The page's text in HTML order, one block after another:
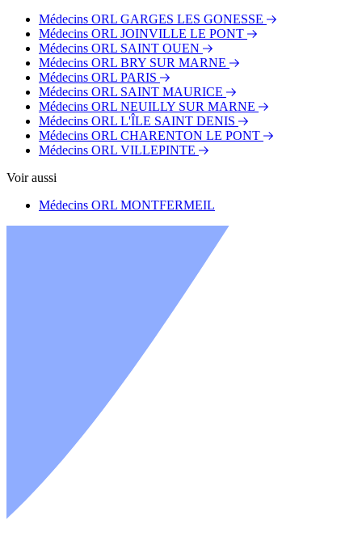
Médecins ORL GARGES LES GONESSE
Médecins ORL JOINVILLE LE PONT
Médecins ORL SAINT OUEN
Médecins ORL BRY SUR MARNE
Médecins ORL PARIS
Médecins ORL SAINT MAURICE
Médecins ORL NEUILLY SUR MARNE
Médecins ORL L'ÎLE SAINT DENIS
Médecins ORL CHARENTON LE PONT
Médecins ORL VILLEPINTE
Voir aussi
Médecins ORL MONTFERMEIL